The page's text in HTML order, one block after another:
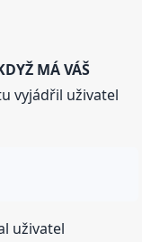
MÁ VÁŠ
vyjádřil uživatel
uživatel